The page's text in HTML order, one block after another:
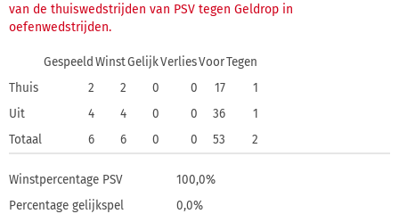
van de thuiswedstrijden van PSV tegen Geldrop in
oefenwedstrijden.
Gespeeld WinstGelijkVerliesVoorTegen
Thuis
2 2 0 0 17
1
Uit
4 4 0 0 36
1
Totaal
6 6 0 0 53 2
Winstpercentage PSV
100,0%
Percentage gelijkspel
0,0%